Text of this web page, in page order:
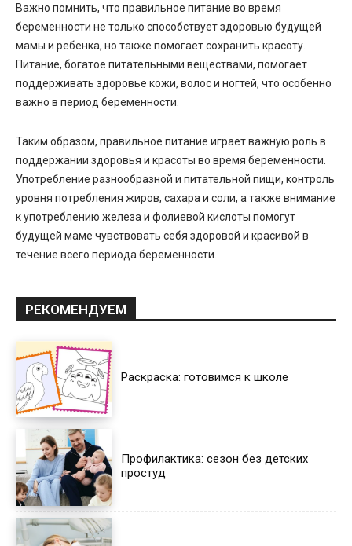
Важно помнить, что правильное питание во время
беременности не только способствует здоровью будущей
мамы и ребенка, но также помогает сохранить красоту.
Питание, богатое питательными веществами, помогает
поддерживать здоровье кожи, волос и ногтей, что особенно
важно в период беременности.
Таким образом, правильное питание играет важную роль в
поддержании здоровья и красоты во время беременности.
Употребление разнообразной и питательной пищи, контроль
уровня потребления жиров, сахара и соли, а также внимание
к употреблению железа и фолиевой кислоты помогут
будущей маме чувствовать себя здоровой и красивой в
течение всего периода беременности.
РЕКОМЕНДУЕМ
Раскраска: готовимся к школе
Профилактика: сезон без детских
простуд